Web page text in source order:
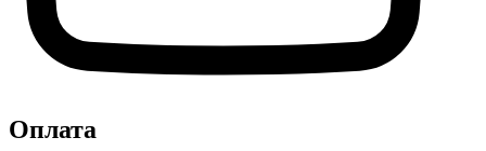
Оплата